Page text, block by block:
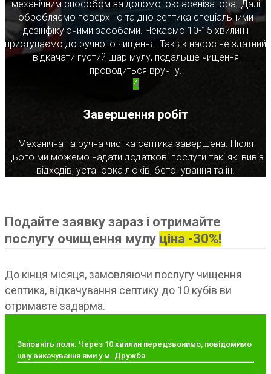
механічним способом за допомогою асенізатора. Далі
обробляємо поверхню та дно септика спеціальними
дезінфікуючими засобами. Чекаємо 10-15 хвилин і
приступаємо до ручного чищення. Так як насос не здатний
відкачати густий шар мулу, подальше чищення
проводиться вручну.
4
Завершення робіт
Механічна та ручна чистка септика завершена. Після
цього ми можемо надати додаткові послуги такі як: вивіз
відходів, установка люків, бетонування та ін.
Подайте заявку зараз і отримайте
послугу очищення мулу ціна -30%!
До кінця місяця, замовляючи послугу чищення
септика, відкачування септику до 10 кубів ви
отримаєте задарма.
Заповніть поля. Через 10 хвилин передзвонимо, повідомимо
ціну викачування ями у м. Дружба